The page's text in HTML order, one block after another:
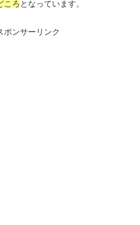
ころ となっています。
ポンサーリンク